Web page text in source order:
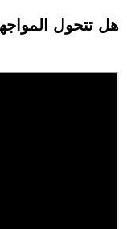
هل تتحول